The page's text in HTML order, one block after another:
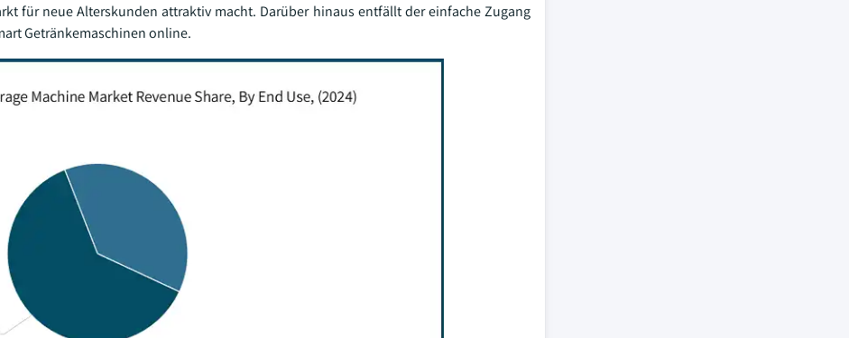
für neue Alterskunden attraktiv macht. Darüber hinaus entfällt der einfache Zugang
Getränkemaschinen online.